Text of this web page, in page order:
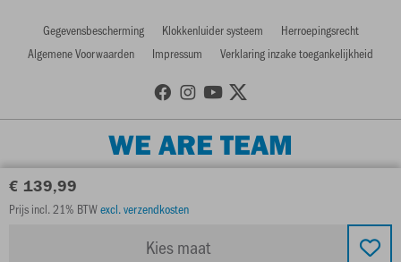
€ 139,99
Prijs incl. 21% BTWexcl. verzendkosten
Kies maat
Gegevensbescherming Klokkenluider systeem
Herroepingsrecht
Algemene Voorwaarden
Impressum Verklaring inzake toegankelijkheid
WE ARE TEAM